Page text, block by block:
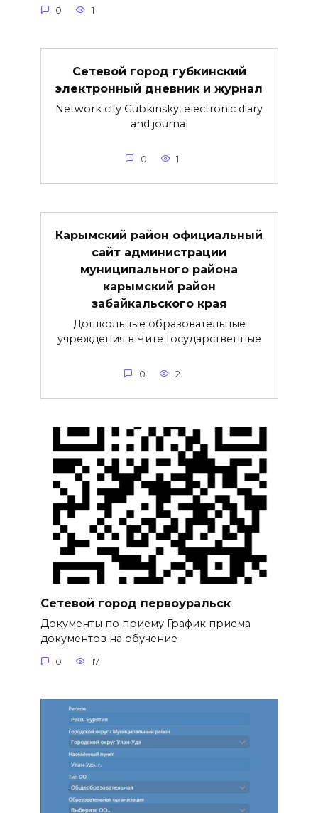
0 1
Сетевой город губкинский
электронный дневник и журнал
Network city Gubkinsky, electronic diary
and journal
0 1
Карымский район официальный
сайт администрации
муниципального района
карымский район
забайкальского края
Дошкольные образовательные
учреждения в Чите Государственные
0 2
Сетевой город первоуральск
Документы по приему График приема
документов на обучение
0 17